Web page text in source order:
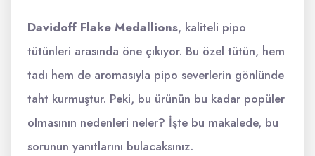
Davidoff Flake Medallions, kaliteli pipo
tütünleri arasında öne çıkıyor. Bu özel tütün, hem
tadı hem de aromasıyla pipo severlerin gönlünde
taht kurmuştur. Peki, bu ürünün bu kadar popüler
olmasının nedenleri neler? İşte bu makalede, bu
sorunun yanıtlarını bulacaksınız.